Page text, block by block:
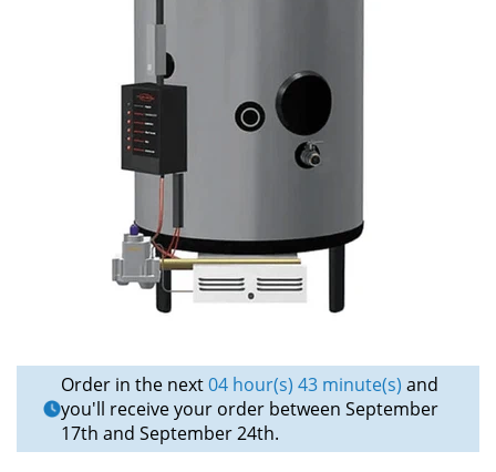
Order in the next04 hour(s) 43 minute(s) and
you'll receive your order between September
17th and September 24th.